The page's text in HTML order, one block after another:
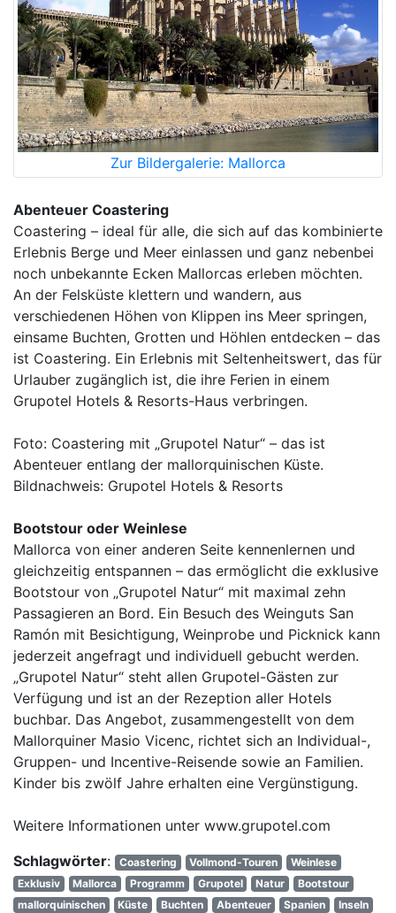
Zur Bildergalerie: Mallorca
Abenteuer Coastering
Coastering – ideal für alle, die sich auf das kombinierte
Erlebnis Berge und Meer einlassen und ganz nebenbei
noch unbekannte Ecken Mallorcas erleben möchten.
An der Felsküste klettern und wandern, aus
verschiedenen Höhen von Klippen ins Meer springen,
einsame Buchten, Grotten und Höhlen entdecken – das
ist Coastering. Ein Erlebnis mit Seltenheitswert, das für
Urlauber zugänglich ist, die ihre Ferien in einem
Grupotel Hotels & Resorts-Haus verbringen.
Foto: Coastering mit „Grupotel Natur“ – das ist
Abenteuer entlang der mallorquinischen Küste.
Bildnachweis: Grupotel Hotels & Resorts
Bootstour oder Weinlese
Mallorca von einer anderen Seite kennenlernen und
gleichzeitig entspannen – das ermöglicht die exklusive
Bootstour von „Grupotel Natur“ mit maximal zehn
Passagieren an Bord. Ein Besuch des Weinguts San
Ramón mit Besichtigung, Weinprobe und Picknick kann
jederzeit angefragt und individuell gebucht werden.
„Grupotel Natur“ steht allen Grupotel-Gästen zur
Verfügung und ist an der Rezeption aller Hotels
buchbar. Das Angebot, zusammengestellt von dem
Mallorquiner Masio Vicenc, richtet sich an Individual-,
Gruppen- und Incentive-Reisende sowie an Familien.
Kinder bis zwölf Jahre erhalten eine Vergünstigung.
Weitere Informationen unter www.grupotel.com
Schlagwörter: Coastering Vollmond-Touren
Weinlese
Exklusiv
Mallorca Programm Grupotel Natur
Bootstour
mallorquinischen
Küste Buchten Abenteuer Spanien Inseln